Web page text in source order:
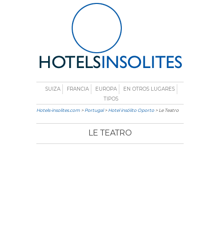
SUIZA FRANCIA EUROPA
EN OTROS LUGARES
TIPOS
Hotels-insolites.com >Portugal>Hotel insólito Oporto > Le Teatro
LE TEATRO